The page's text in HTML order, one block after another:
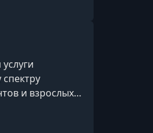
и взрослых